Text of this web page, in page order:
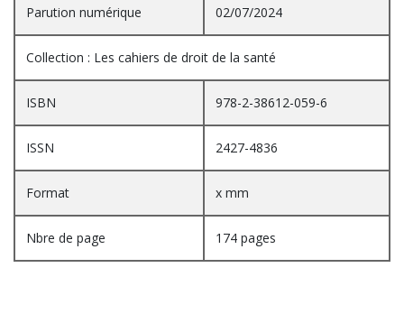
Parution numérique 02/07/2024
Collection : Les cahiers de droit de la santé
ISBN 978-2-38612-059-6
ISSN 2427-4836
Format x mm
Nbre de page 174 pages